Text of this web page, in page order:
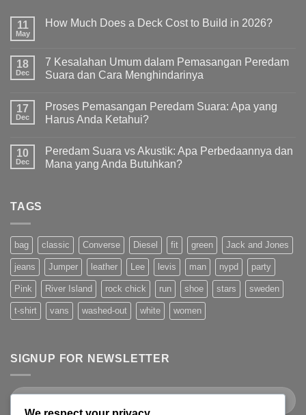
11
May
How Much Does a Deck Cost to Build in 2026?
18
Dec
7 Kesalahan Umum dalam Pemasangan Peredam
Suara dan Cara Menghindarinya
17
Dec
Proses Pemasangan Peredam Suara: Apa yang
Harus Anda Ketahui?
10
Dec
Peredam Suara vs Akustik: Apa Perbedaannya dan
Mana yang Anda Butuhkan?
TAGS
bag classic Converse Diesel fit green Jack and Jones
jeans Jumper leather Lee levis man nypd party
Pink River Island rock chick run shoe stars sweden
t-shirt vans washed-out white women
SIGNUP FOR NEWSLETTER